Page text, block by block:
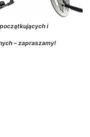
i
– zapraszamy!